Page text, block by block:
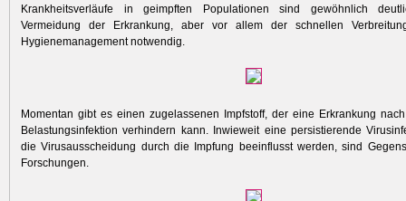
Krankheitsverläufe in geimpften Populationen sind gewöhnlich
Vermeidung der Erkrankung, aber vor allem der schnellen
Hygienemanagement notwendig.
Momentan gibt es einen zugelassenen Impfstoff, der eine Erkrankung
Belastungsinfektion verhindern kann. Inwieweit eine persistierende
die Virusausscheidung durch die Impfung beeinflusst werden, sind
Forschungen.